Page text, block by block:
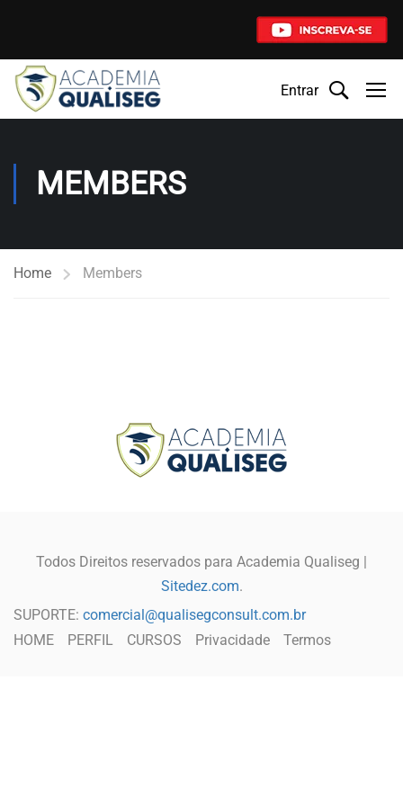
Entrar
MEMBERS
Home Members
Todos Direitos reservados para Academia Qualiseg |
Sitedez.com.
SUPORTE: comercial@qualisegconsult.com.br
HOME
PERFIL CURSOS Privacidade Termos